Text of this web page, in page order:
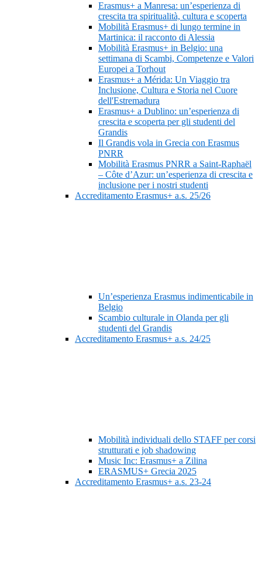
Erasmus+ a Manresa: un’esperienza di
crescita tra spiritualità, cultura e scoperta
Mobilità Erasmus+ di lungo termine in
Martinica: il racconto di Alessia
Mobilità Erasmus+ in Belgio: una
settimana di Scambi, Competenze e Valori
Europei a Torhout
Erasmus+ a Mérida: Un Viaggio tra
Inclusione, Cultura e Storia nel Cuore
dell'Estremadura
Erasmus+ a Dublino: un’esperienza di
crescita e scoperta per gli studenti del
Grandis
Il Grandis vola in Grecia con Erasmus
PNRR
Mobilità Erasmus PNRR a Saint-Raphaël
– Côte d’Azur: un’esperienza di crescita e
inclusione per i nostri studenti
Accreditamento Erasmus+ a.s. 25/26
Un’esperienza Erasmus indimenticabile in
Belgio
Scambio culturale in Olanda per gli
studenti del Grandis
Accreditamento Erasmus+ a.s. 24/25
Mobilità individuali dello STAFF per corsi
strutturati e job shadowing
Music Inc: Erasmus+ a Zilina
ERASMUS+ Grecia 2025
Accreditamento Erasmus+ a.s. 23-24